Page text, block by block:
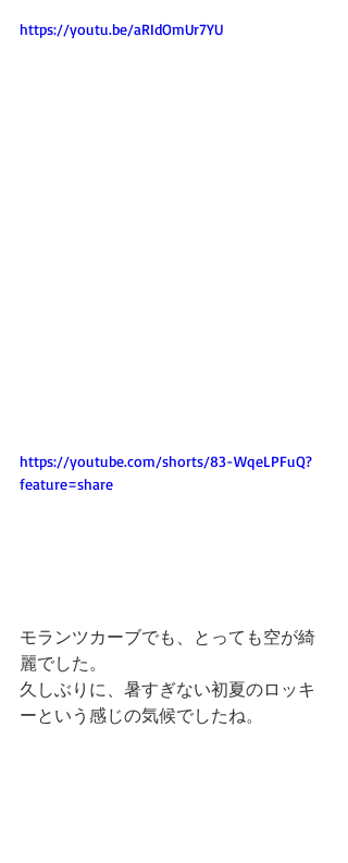
https://youtu.be/aRIdOmUr7YU
https://youtube.com/shorts/83-WqeLPFuQ?
feature=share
モランツカーブでも、とっても空が綺
麗でした。
久しぶりに、暑すぎない初夏のロッキ
ーという感じの気候でしたね。